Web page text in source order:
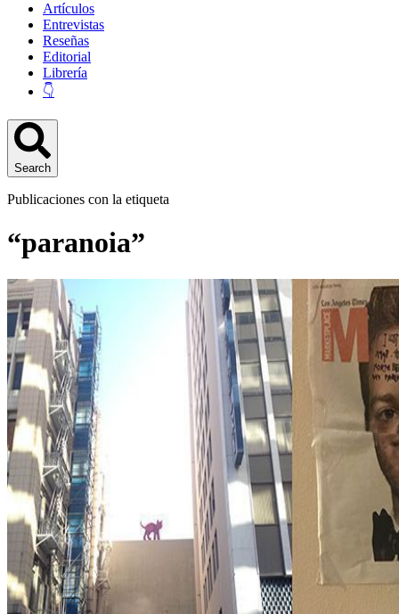
Artículos
Entrevistas
Reseñas
Editorial
Librería
👇
Search
Publicaciones con la etiqueta
“paranoia”